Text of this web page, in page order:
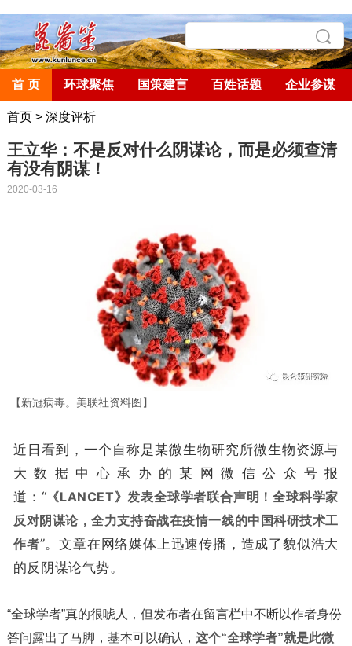
首 页 环球聚焦 国策建言 百姓话题 企业参谋
首页> 深度评析
王立华：不是反对什么阴谋论，而是必须查清
有没有阴谋！
2020-03-16
【新冠病毒。美联社资料图】
近日看到，一个自称是某微生物研究所微生物资源与
大数据中心承办的某网微信公众号报
道：“ 《LANCET》发表全球学者联合声明！全球科学家
反对阴谋论，全力支持奋战在疫情一线的中国科研技术工
作者”。文章在网络媒体上迅速传播，造成了貌似浩大
的反阴谋论气势。
“全球学者”真的很唬人，但发布者在留言栏中不断以作者身份
答问露出了马脚，基本可以确认， 这个“全球学者”就是此微